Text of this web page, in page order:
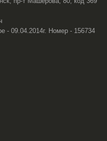
- 09.04.2014г. Номер - 156734